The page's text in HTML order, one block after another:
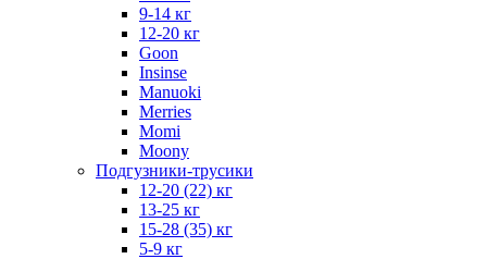
9-14 кг
12-20 кг
Goon
Insinse
Manuoki
Merries
Momi
Moony
Подгузники-трусики
12-20 (22) кг
13-25 кг
15-28 (35) кг
5-9 кг